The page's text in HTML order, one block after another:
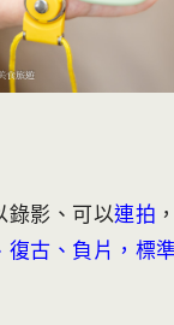
錄影、可以連拍
復古、負片，標